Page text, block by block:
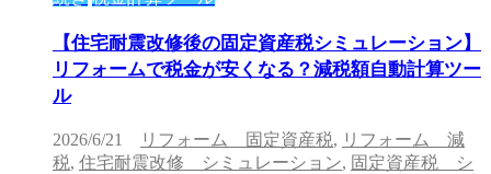
【住宅耐震改修後の固定資産税シミュレーション】
リフォームで税金が安くなる？減税額自動計算ツー
ル
2026/6/21 リフォーム 固定資産税, リフォーム 減
税, 住宅耐震改修 シミュレーション, 固定資産税 シ